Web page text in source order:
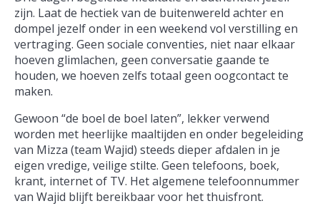
zijn. Laat de hectiek van de buitenwereld achter en
dompel jezelf onder in een weekend vol verstilling en
vertraging. Geen sociale conventies, niet naar elkaar
hoeven glimlachen, geen conversatie gaande te
houden, we hoeven zelfs totaal geen oogcontact te
maken.
Gewoon “de boel de boel laten”, lekker verwend
worden met heerlijke maaltijden en onder begeleiding
van Mizza (team Wajid) steeds dieper afdalen in je
eigen vredige, veilige stilte. Geen telefoons, boek,
krant, internet of TV. Het algemene telefoonnummer
van Wajid blijft bereikbaar voor het thuisfront.